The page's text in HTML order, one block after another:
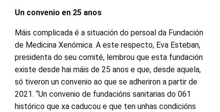
Un convenio en 25 anos
Máis complicada é a situación do persoal da Fundación
de Medicina Xenómica. A este respecto, Eva Esteban,
presidenta do seu comité, lembrou que esta fundación
existe desde hai máis de 25 anos e que, desde aquela,
só tiveron un convenio ao que se adheriron a partir de
2021. “Un convenio de fundacións sanitarias do 061
histórico que xa caducou e que ten unhas condicións